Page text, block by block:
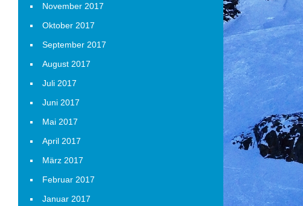
November 2017
Oktober 2017
September 2017
August 2017
Juli 2017
Juni 2017
Mai 2017
April 2017
März 2017
Februar 2017
Januar 2017